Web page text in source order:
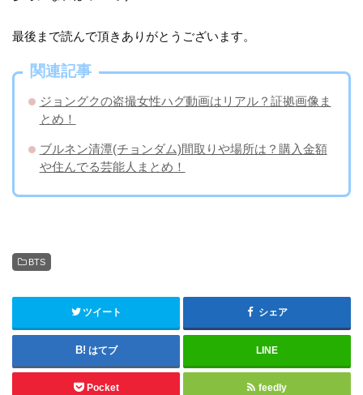
最後まで読んで頂きありがとうございます。
関連記事
ジョングクの盗撮女性ハグ動画はリアル？証拠画像ま
とめ！
ブルネン清潭(チョンダム)間取りや場所は？購入金額
や住んでる芸能人まとめ！
BTS
ツイート シェア
はてブ LINE
Pocket feedly